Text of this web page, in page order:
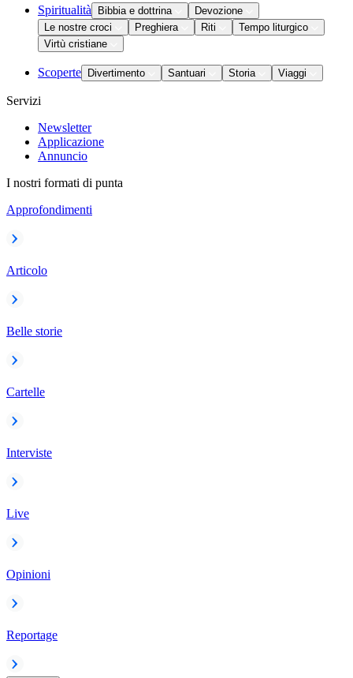
Spiritualità Bibbia e dottrina
Devozione
Le nostre croci
Preghiera Riti
Tempo liturgico
Virtù cristiane
Scoperte Divertimento Santuari Storia Viaggi
Servizi
Newsletter
Applicazione
Annuncio
I nostri formati di punta
Approfondimenti
Articolo
Belle storie
Cartelle
Interviste
Live
Opinioni
Reportage